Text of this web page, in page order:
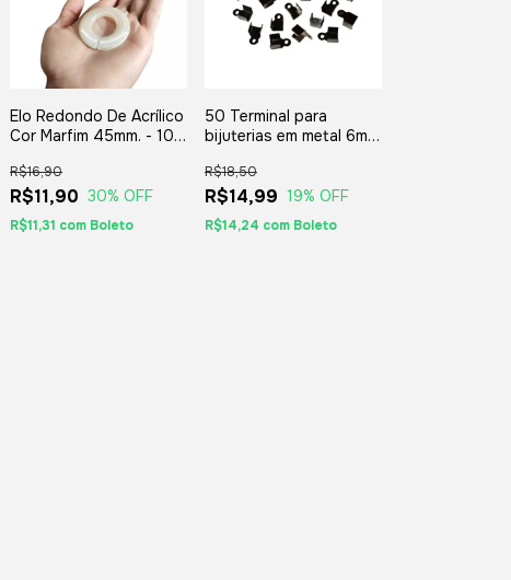
Elo Redondo De Acrílico
Cor Marfim 45mm. - 10
R$11,90
R$16,90
30% OFF
R$11,31 com Boleto
50 Terminal para
bijuterias em metal 6mm
R$14,99
R$18,50
19% OFF
R$14,24 com Boleto